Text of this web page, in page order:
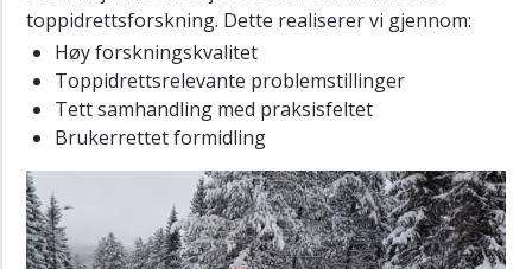
toppidrettsforskning. Dette realiserer vi gjennom:
Høy forskningskvalitet
Toppidrettsrelevante problemstillinger
Tett samhandling med praksisfeltet
Brukerrettet formidling